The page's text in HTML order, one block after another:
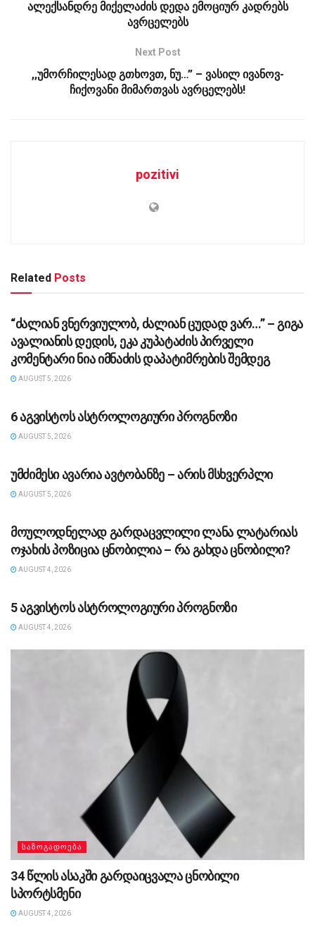
ალექსანდრე მიქელაძის დედა ემოციურ კადრებს
ავრცელებს
Next Post
,,უმორჩილესად გთხოვთ, ნუ…” – ვასილ ივანოვ-
ჩიქოვანი მიმართვას ავრცელებს!
pozitivi
Related Posts
ᲡᲐᲖᲝᲒᲐᲓᲝᲔᲑᲐ
“ძა­ლი­ან ვნერ­ვი­უ­ლობ, ძა­ლი­ან ცუ­დად ვარ…” – გიგა
ავა­ლი­ა­ნის დე­დის, ეკა კუ­პა­ტა­ძის პირველი
კომენტარი ნია იმნაძის დაპატიმრების შემდეგ
AUGUST 5, 2026
6 აგვისტოს ასტროლოგიური პროგნოზი
AUGUST 5, 2026
უმძიმესი ავარია ავტობანზე – არის მსხვერპლი
AUGUST 5, 2026
მოულოდნელად გარდაცვლილი ლანა ლატარიას
ოჯახის პოზიცია ცნობილია – რა გახდა ცნობილი?
AUGUST 4, 2026
5 აგვისტოს ასტროლოგიური პროგნოზი
AUGUST 4, 2026
ᲡᲐᲖᲝᲒᲐᲓᲝᲔᲑᲐ
34 წლის ასაკში გარდაიცვალა ცნობილი
სპორტსმენი
AUGUST 4, 2026